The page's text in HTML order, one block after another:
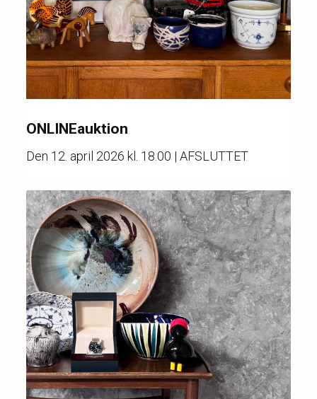
ONLINEauktion
Den 12. april 2026 kl. 18.00 | AFSLUTTET